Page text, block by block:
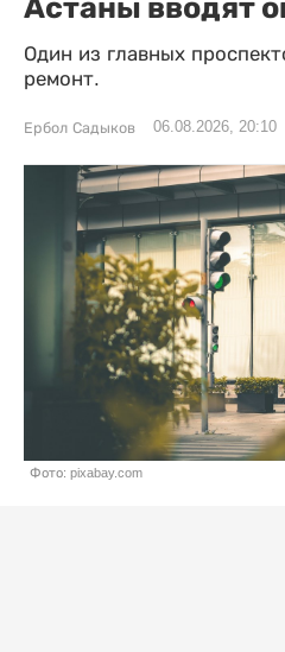
Один из главных
ремонт.
Ербол Садыков 06.08.2026, 20:10
Фото: pixabay.com